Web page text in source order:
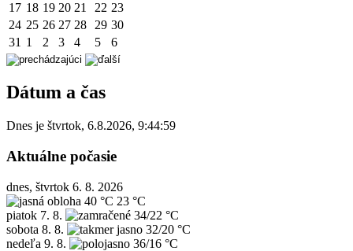
17 18 19 20 21 22 23
24 25 26 27 28 29 30
31 1 2 3 4 5 6
Dátum a čas
Dnes je štvrtok, 6.8.2026, 9:44:59
Aktuálne počasie
dnes, štvrtok 6. 8. 2026
40 °C 23 °C
piatok 7. 8.
34/22 °C
sobota 8. 8.
32/20 °C
nedeľa 9. 8. 36/16 °C